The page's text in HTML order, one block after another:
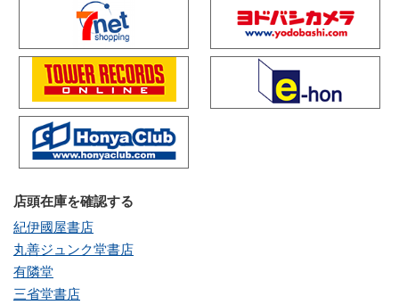
店頭在庫を確認する
紀伊國屋書店
丸善ジュンク堂書店
有隣堂
三省堂書店